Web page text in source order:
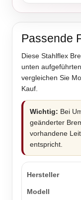
Passende
Diese Stahlflex
unten
vergleichen Sie
Kauf.
Wichtig: Bei
geänderter
vorhandene
entspricht.